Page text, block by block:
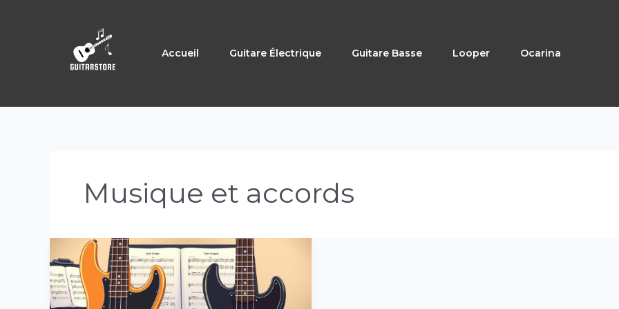
Accueil Guitare Électrique Guitare Basse Looper Ocarina
Musique et accords
Comment
accorder
une
guitare